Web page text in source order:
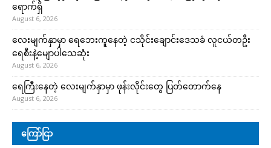
ရောက်ရှိ
August 6, 2026
လေးမျက်နှာမှာ ရေဘေးကူနေတဲ့ ငသိုင်းချောင်းဒေသခံ လူငယ်တဦး
ရေစီးနဲ့မျောပါသေဆုံး
August 6, 2026
ရေကြီးနေတဲ့ လေးမျက်နှာမှာ ဖုန်းလိုင်းတွေ ပြတ်တောက်နေ
August 6, 2026
ကြော်ငြာ